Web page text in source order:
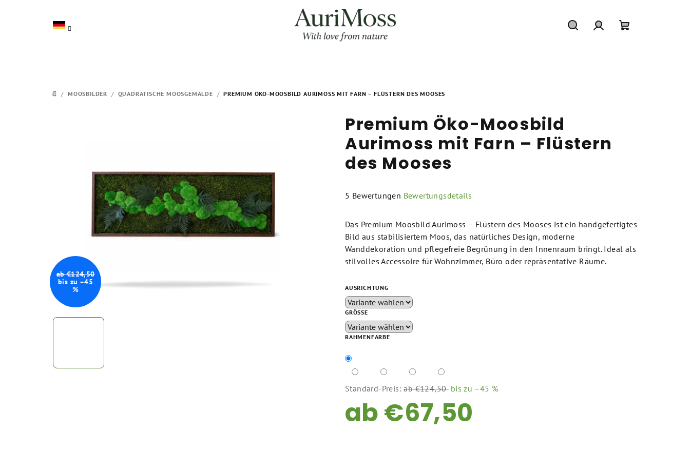
STARTSEITE
/ MOOSBILDER / QUADRATISCHE MOOSGEMÄLDE / PREMIUM ÖKO-MOOSBILD AURIMOSS MIT FARN – FLÜSTERN DES MOOSES
Premium Öko-Moosbild
Aurimoss mit Farn – Flüstern
des Mooses
Die
Produktbewertung
ist
5,0
von
5 Bewertungen Bewertungsdetails
Das Premium Moosbild Aurimoss – Flüstern des Mooses ist ein handgefertigtes
Bild aus stabilisiertem Moos, das natürliches Design, moderne
Wanddekoration und pflegefreie Begrünung in den Innenraum bringt. Ideal als
stilvolles Accessoire für Wohnzimmer, Büro oder repräsentative Räume.
AUSRICHTUNG
GRÖSSE
RAHMENFARBE
Standard-Preis: ab €124,50 bis zu –45 %
ab€67,50
ab €124,50
bis zu –45
%